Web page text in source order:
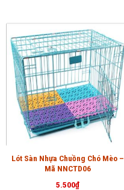
Lót Sàn Nhựa Chuồng Chó Mèo –
Mã NNCTD06
5.500₫